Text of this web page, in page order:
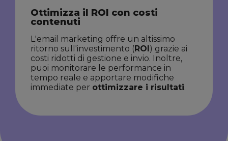
Ottimizza il ROI con costi
contenuti
L'email marketing offre un altissimo
ritorno sull'investimento (ROI) grazie ai
costi ridotti di gestione e invio. Inoltre,
puoi monitorare le performance in
tempo reale e apportare modifiche
immediate per ottimizzare i risultati.